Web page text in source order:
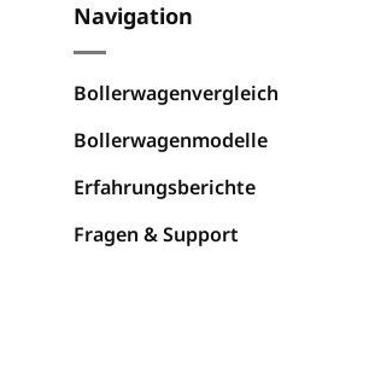
Navigation
Bollerwagenvergleich
Bollerwagenmodelle
Erfahrungsberichte
Fragen & Support